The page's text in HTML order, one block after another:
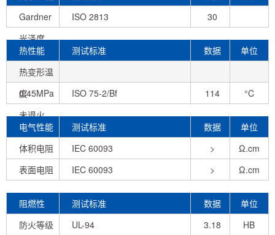
Gardner
光泽度
(60°, 318
ISO 2813 30
热性能 测试标准 数据
单位
热变形温
度
0.45MPa
未退火
ISO 75-2/Bf 114 °C
电气性能 测试标准 数据
单位
体积电阻
IEC 60093
>
1.0E+13
Ω.cm
表面电阻
IEC 60093
>
1.0E+15
Ω.cm
阻燃性 测试标准 数据
单位
防火等级
UL-94
3.18
HB